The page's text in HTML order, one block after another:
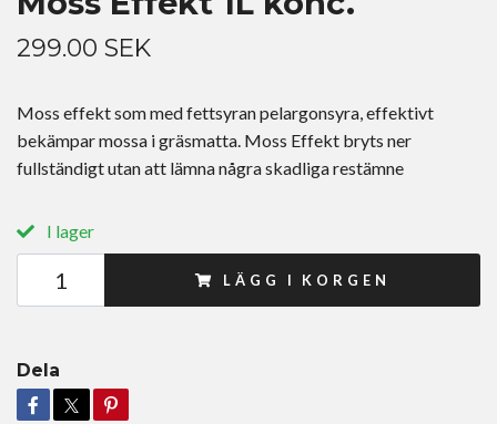
299.00 SEK
Moss effekt som med fettsyran pelargonsyra, effektivt
bekämpar mossa i gräsmatta. Moss Effekt bryts ner
fullständigt utan att lämna några skadliga restämne
I lager
LÄGG I KORGEN
Dela